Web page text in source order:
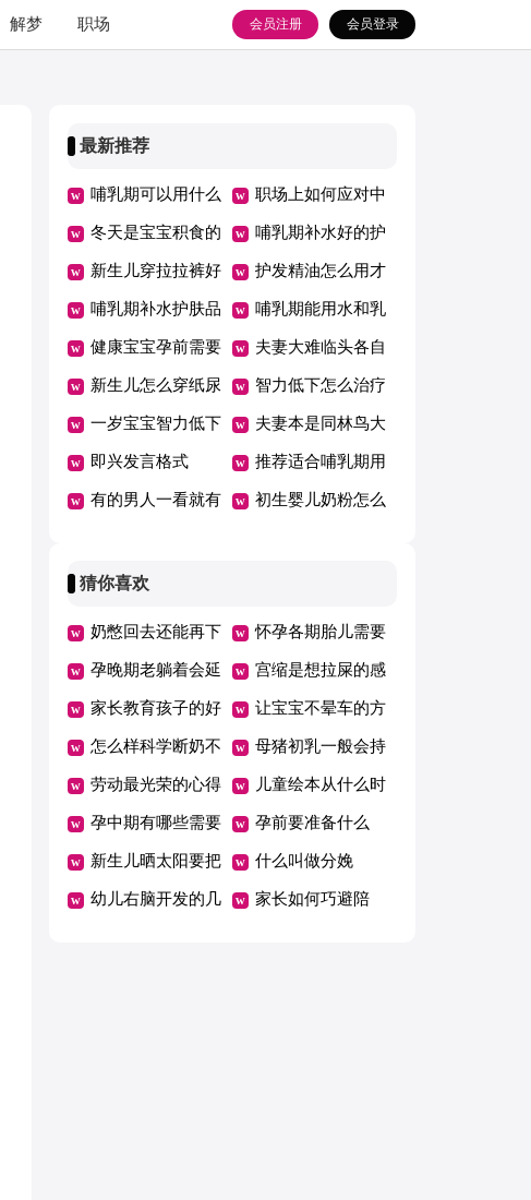
解梦 职场 会员登录
会员注册
最新推荐
哺乳期可以用什么
水乳
职场上如何应对中
年危机
冬天是宝宝积食的
高发期
哺乳期补水好的护
肤品排行榜
新生儿穿拉拉裤好
吗
护发精油怎么用才
是正确的
哺乳期补水护肤品
哪个牌子好
哺乳期能用水和乳
液吗
健康宝宝孕前需要
检查什么
夫妻大难临头各自
飞的句子
新生儿怎么穿纸尿
裤
智力低下怎么治疗
一岁宝宝智力低下
表现
夫妻本是同林鸟大
难临头各自飞
即兴发言格式 推荐适合哺乳期用
的水乳
有的男人一看就有 初生婴儿奶粉怎么
猜你喜欢
奶憋回去还能再下
来吗
怀孕各期胎儿需要
的营养
孕晚期老躺着会延
期吗
宫缩是想拉屎的感
觉吗
家长教育孩子的好
方法总结一年级
让宝宝不晕车的方
法
怎么样科学断奶不
坑娃
母猪初乳一般会持
续几天
劳动最光荣的心得
体会范文（精选5
篇）
儿童绘本从什么时
候开始看有哪些好
处
孕中期有哪些需要
注意的事项
孕前要准备什么
新生儿晒太阳要把
衣服脱了吗
什么叫做分娩
幼儿右脑开发的几 家长如何巧避陪